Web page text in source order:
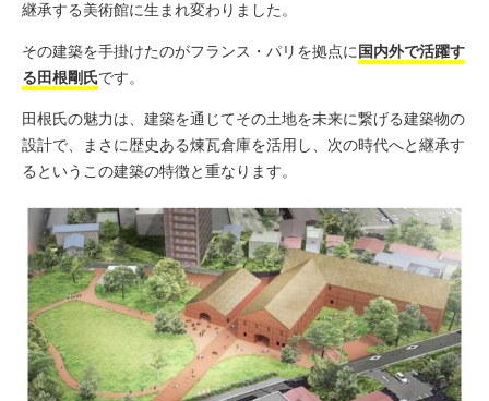
継承する美術館に生まれ変わりました。
その建築を手掛けたのがフランス・パリを拠点に 国内外で活躍す
る田根剛氏です。
田根氏の魅力は、 建築を通じてその土地を未来に繋げる建築物の
設計で、まさに歴史ある煉瓦倉庫を活用し、次の時代へと継承す
るというこの建築の特徴と重なります。